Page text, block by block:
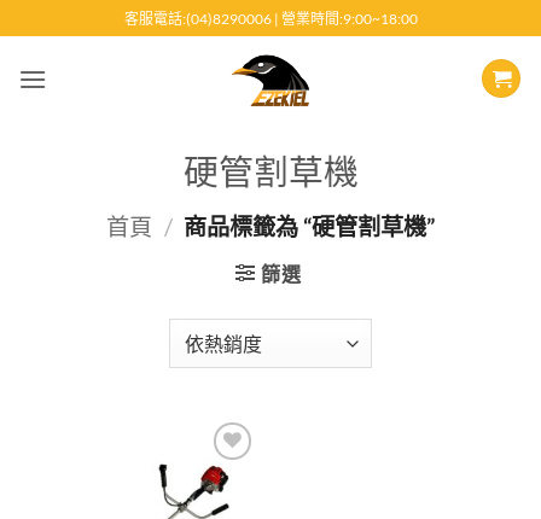
至
客服電話:(04)8290006 | 營業時間:9:00~18:00
硬管割草機
首頁 / 商品標籤為 “硬管割草機”
篩選
Add to
wishlist